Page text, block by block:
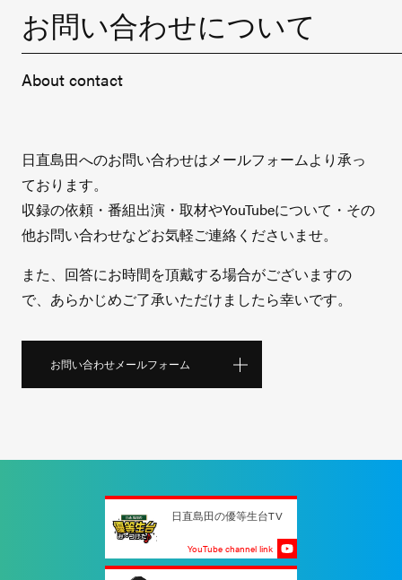
お問い合わせについて
About contact
日直島田へのお問い合わせはメールフォームより承っ
ております。
収録の依頼・番組出演・取材やYouTubeについて・その
他お問い合わせなどお気軽ご連絡くださいませ。
また、回答にお時間を頂戴する場合がございますの
で、あらかじめご了承いただけましたら幸いです。
お問い合わせメールフォーム
日直島田の優等生台TV
YouTube channel link